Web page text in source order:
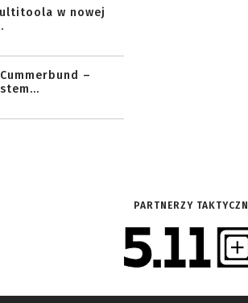
w nowej
–
PARTNERZY TAKTYCZNI